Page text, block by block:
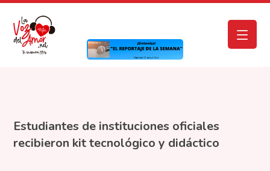
Estudiantes de instituciones oficiales
recibieron kit tecnológico y didáctico